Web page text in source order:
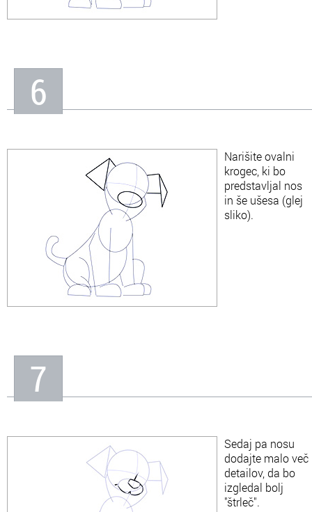
6
Narišite ovalni
krogec, ki bo
predstavljal nos
in še ušesa (glej
sliko).
7
Sedaj pa nosu
dodajte malo več
detailov, da bo
izgledal bolj
"štrleč".